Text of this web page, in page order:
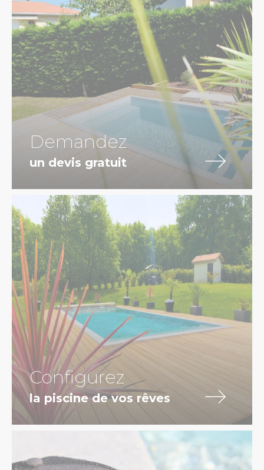
Demandez
un devis gratuit
Configurez
la piscine de vos rêves